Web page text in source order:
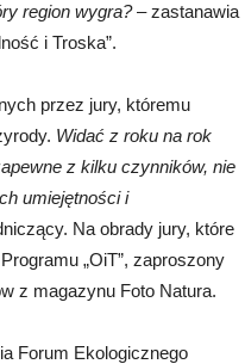
region wygra?– zastanawia
i Troska”.
przez jury, któremu
Widać z roku na rok
z kilku czynników, nie
umiejętności i
Na obrady jury, które
„OiT”, zaproszony
z magazynu Foto Natura.
Forum Ekologicznego